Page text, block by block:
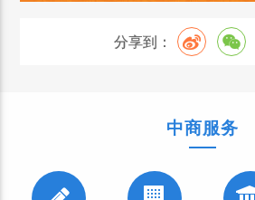
分享到：
中商服务